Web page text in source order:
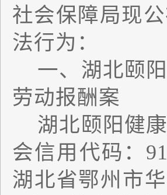
社会保障局现
法行为：
一、湖北颐
劳动报酬案
湖北颐阳健
会信用代码：
湖北省鄂州市